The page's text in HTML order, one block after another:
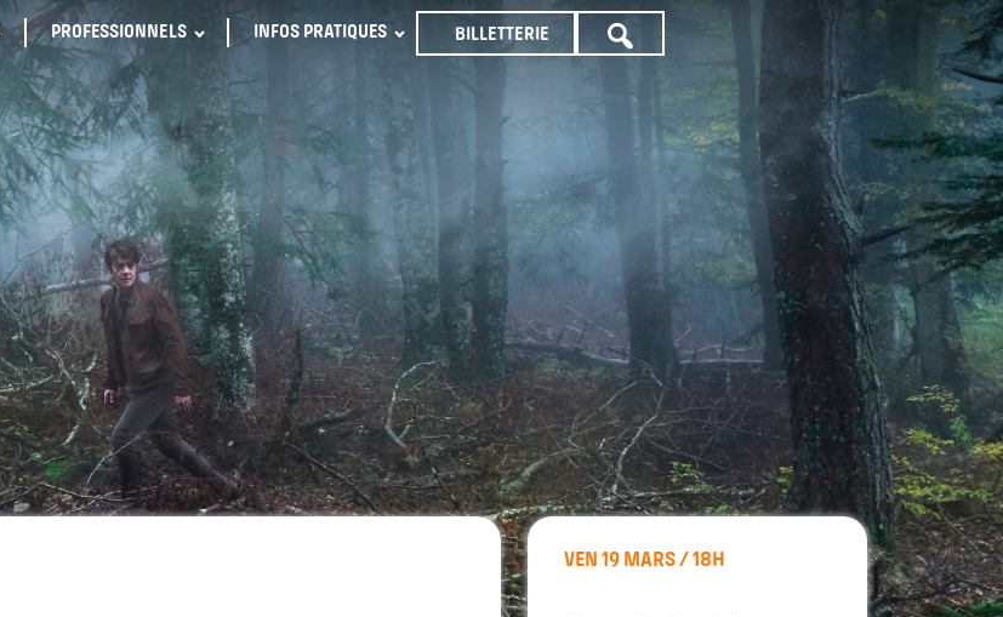
PROFESSIONNELS INFOS PRATIQUES BILLETTERIE
TOUTE
PROGRAMMATION
VEN 19 MARS / 18H